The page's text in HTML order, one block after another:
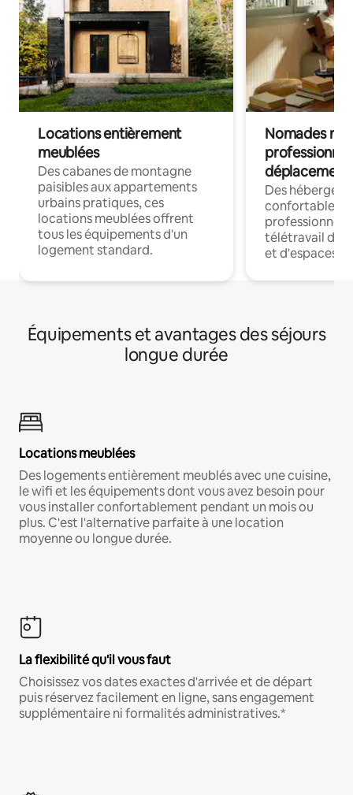
Locations entièrement
meublées
Des cabanes de montagne
paisibles aux appartements
urbains pratiques, ces
locations meublées offrent
tous les équipements d'un
logement standard.
Nomades
déplacement
Des
confortables
professionnels
télétravail
et d'espaces
Équipements et avantages des séjours
longue durée
Locations meublées
Des logements entièrement meublés avec une cuisine,
le wifi et les équipements dont vous avez besoin pour
vous installer confortablement pendant un mois ou
plus. C'est l'alternative parfaite à une location
moyenne ou longue durée.
La flexibilité qu'il vous faut
Choisissez vos dates exactes d'arrivée et de départ
puis réservez facilement en ligne, sans engagement
supplémentaire ni formalités administratives.*